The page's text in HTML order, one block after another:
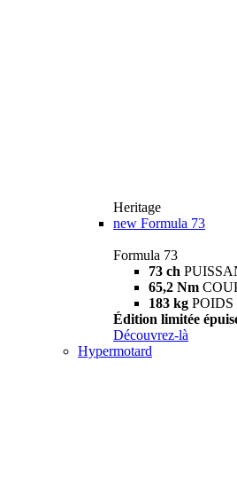
Heritage
new Formula 73
Formula 73
73 ch
65,2 Nm
183 kg
Édition limitée
Découvrez-là
Hypermotard